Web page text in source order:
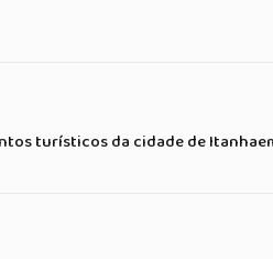
turísticos da cidade de